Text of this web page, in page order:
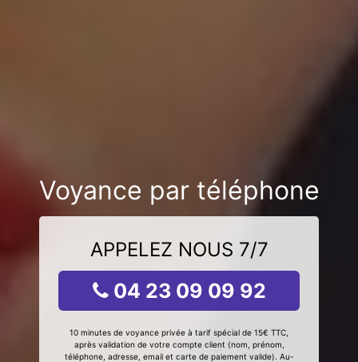
Voyance par téléphone
APPELEZ NOUS 7/7
04 23 09 09 92
10 minutes de voyance privée à tarif spécial de 15€ TTC,
après validation de votre compte client (nom, prénom,
téléphone, adresse, email et carte de paiement valide). Au-